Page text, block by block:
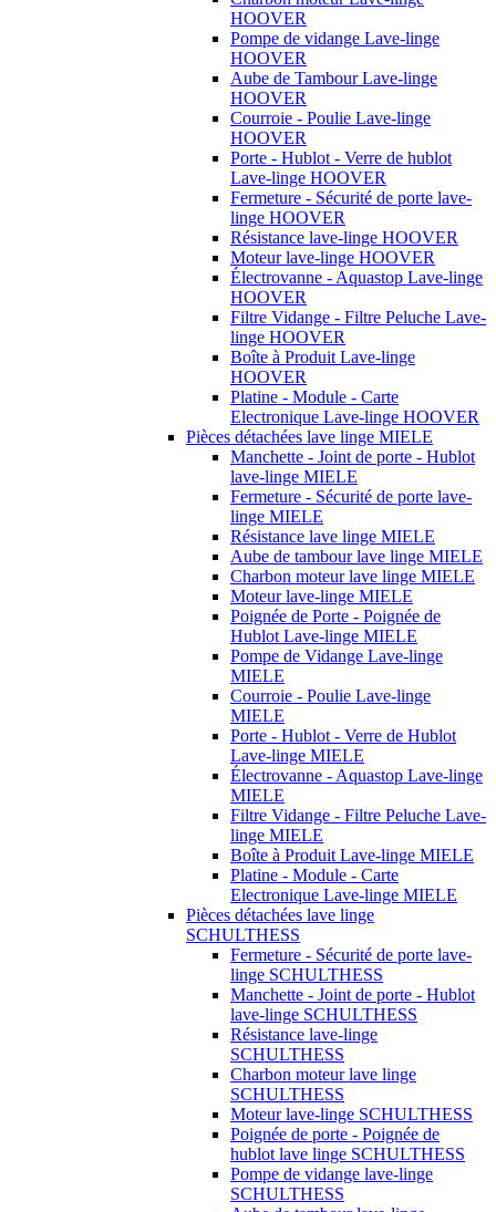
HOOVER
Pompe de vidange Lave-linge
HOOVER
Aube de Tambour Lave-linge
HOOVER
Courroie - Poulie Lave-linge
HOOVER
Porte - Hublot - Verre de hublot
Lave-linge HOOVER
Fermeture - Sécurité de porte lave-
linge HOOVER
Résistance lave-linge HOOVER
Moteur lave-linge HOOVER
Électrovanne - Aquastop Lave-linge
HOOVER
Filtre Vidange - Filtre Peluche Lave-
linge HOOVER
Boîte à Produit Lave-linge
HOOVER
Platine - Module - Carte
Electronique Lave-linge HOOVER
Pièces détachées lave linge MIELE
Manchette - Joint de porte - Hublot
lave-linge MIELE
Fermeture - Sécurité de porte lave-
linge MIELE
Résistance lave linge MIELE
Aube de tambour lave linge MIELE
Charbon moteur lave linge MIELE
Moteur lave-linge MIELE
Poignée de Porte - Poignée de
Hublot Lave-linge MIELE
Pompe de Vidange Lave-linge
MIELE
Courroie - Poulie Lave-linge
MIELE
Porte - Hublot - Verre de Hublot
Lave-linge MIELE
Électrovanne - Aquastop Lave-linge
MIELE
Filtre Vidange - Filtre Peluche Lave-
linge MIELE
Boîte à Produit Lave-linge MIELE
Platine - Module - Carte
Electronique Lave-linge MIELE
Pièces détachées lave linge
SCHULTHESS
Fermeture - Sécurité de porte lave-
linge SCHULTHESS
Manchette - Joint de porte - Hublot
lave-linge SCHULTHESS
Résistance lave-linge
SCHULTHESS
Charbon moteur lave linge
SCHULTHESS
Moteur lave-linge SCHULTHESS
Poignée de porte - Poignée de
hublot lave linge SCHULTHESS
Pompe de vidange lave-linge
SCHULTHESS